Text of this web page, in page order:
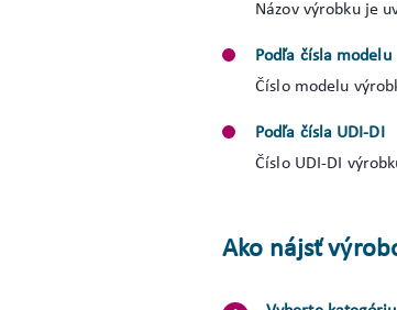
Názov výrobku je
Podľa čísla modelu
Číslo modelu
Podľa čísla UDI-DI
Číslo UDI-DI
Ako nájsť